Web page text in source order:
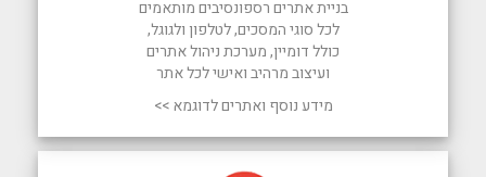
בניית אתרים רספונסיבים מותאמים
לכל סוגי המסכים, לטלפון ולגוגל,
כולל דומיין, מערכת ניהול אתרים
ועיצוב מרהיב ואישי לכל אתר
מידע נוסף ואתרים לדוגמא >>